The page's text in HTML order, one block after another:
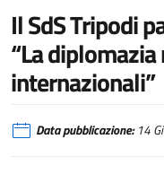
Il SdS Tripodi
“La
internazionali”
Data pubblicazione:14